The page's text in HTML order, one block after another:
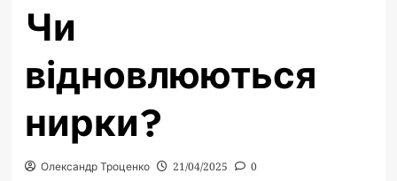
Чи
відновлюються
нирки?
Олександр Троценко 21/04/2025 0